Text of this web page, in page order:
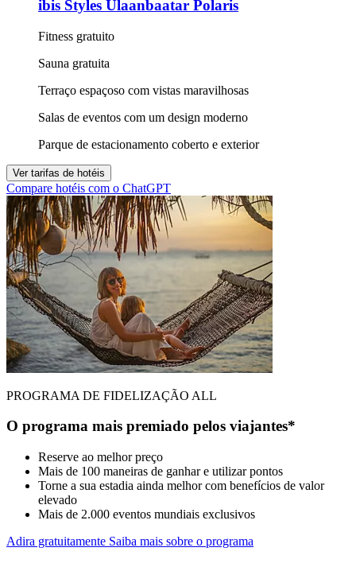
ibis Styles Ulaanbaatar Polaris
Fitness gratuito
Sauna gratuita
Terraço espaçoso com vistas maravilhosas
Salas de eventos com um design moderno
Parque de estacionamento coberto e exterior
Ver tarifas de hotéis
Compare hotéis com o ChatGPT
PROGRAMA DE FIDELIZAÇÃO ALL
O programa mais premiado pelos viajantes*
Reserve ao melhor preço
Mais de 100 maneiras de ganhar e utilizar pontos
Torne a sua estadia ainda melhor com benefícios de valor
elevado
Mais de 2.000 eventos mundiais exclusivos
Adira gratuitamente Saiba mais sobre o programa